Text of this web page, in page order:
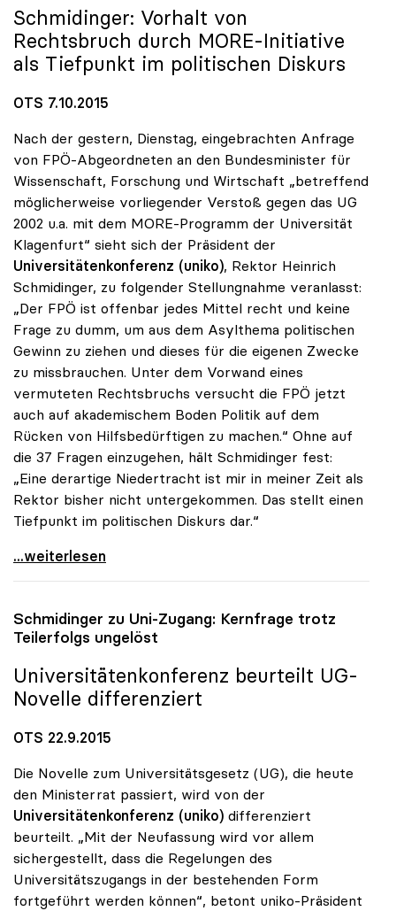
Schmidinger: Vorhalt von
Rechtsbruch durch MORE-Initiative
als Tiefpunkt im politischen Diskurs
OTS 7.10.2015
Nach der gestern, Dienstag, eingebrachten Anfrage
von FPÖ-Abgeordneten an den Bundesminister für
Wissenschaft, Forschung und Wirtschaft „betreffend
möglicherweise vorliegender Verstoß gegen das UG
2002 u.a. mit dem MORE-Programm der Universität
Klagenfurt“ sieht sich der Präsident der
Universitätenkonferenz (uniko), Rektor Heinrich
Schmidinger, zu folgender Stellungnahme veranlasst:
„Der FPÖ ist offenbar jedes Mittel recht und keine
Frage zu dumm, um aus dem Asylthema politischen
Gewinn zu ziehen und dieses für die eigenen Zwecke
zu missbrauchen. Unter dem Vorwand eines
vermuteten Rechtsbruchs versucht die FPÖ jetzt
auch auf akademischem Boden Politik auf dem
Rücken von Hilfsbedürftigen zu machen.“ Ohne auf
die 37 Fragen einzugehen, hält Schmidinger fest:
„Eine derartige Niedertracht ist mir in meiner Zeit als
Rektor bisher nicht untergekommen. Das stellt einen
Tiefpunkt im politischen Diskurs dar.“
uniko zur FPÖ-Anfrage: „Asylthema wird
...weiterlesen
Schmidinger zu Uni-Zugang: Kernfrage trotz
Teilerfolgs ungelöst
Universitätenkonferenz beurteilt UG-
Novelle differenziert
OTS 22.9.2015
Die Novelle zum Universitätsgesetz (UG), die heute
den Ministerrat passiert, wird von der
Universitätenkonferenz (uniko) differenziert
beurteilt. „Mit der Neufassung wird vor allem
sichergestellt, dass die Regelungen des
Universitätszugangs in der bestehenden Form
fortgeführt werden können“, betont uniko-Präsident